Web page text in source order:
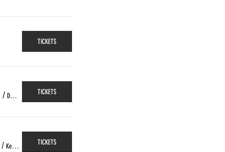
TICKETS
/ Das Gleis, Zürich TICKETS
/ Kellerpoche, Fribourg TICKETS